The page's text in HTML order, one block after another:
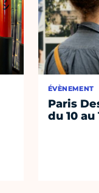
ÉVÈNEMENT
Paris
du 10